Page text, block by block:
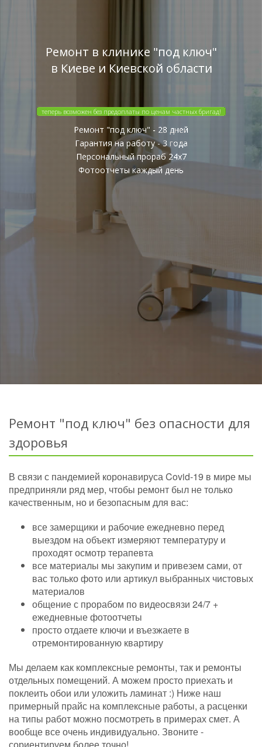
Ремонт в клинике "под ключ"
в Киеве и Киевской области
теперь возможен без предоплаты по ценам частных бригад!
Ремонт "под ключ" - 28 дней
Гарантия на работу - 3 года
Персональный прораб 24x7
Фотоотчеты каждый день
Ремонт "под ключ" без опасности для
здоровья
В связи с пандемией коронавируса Covid-19 в мире мы
предприняли ряд мер, чтобы ремонт был не только
качественным, но и безопасным для вас:
все замерщики и рабочие ежедневно перед
выездом на объект измеряют температуру и
проходят осмотр терапевта
все материалы мы закупим и привезем сами, от
вас только фото или артикул выбранных чистовых
материалов
общение с прорабом по видеосвязи 24/7 +
ежедневные фотоотчеты
просто отдаете ключи и въезжаете в
отремонтированную квартиру
Мы делаем как комплексные ремонты, так и ремонты
отдельных помещений. А можем просто приехать и
поклеить обои или уложить ламинат :) Ниже наш
примерный прайс на комплексные работы, а расценки
на типы работ можно посмотреть в примерах смет. А
вообще все очень индивидуально. Звоните -